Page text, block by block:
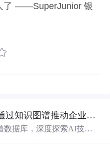
了 ——SuperJunior 银
国央企创新负责人如何通过知识图谱推动企业技术创新与外部资源高效对接？.docx
数据库，深度探索AI技术